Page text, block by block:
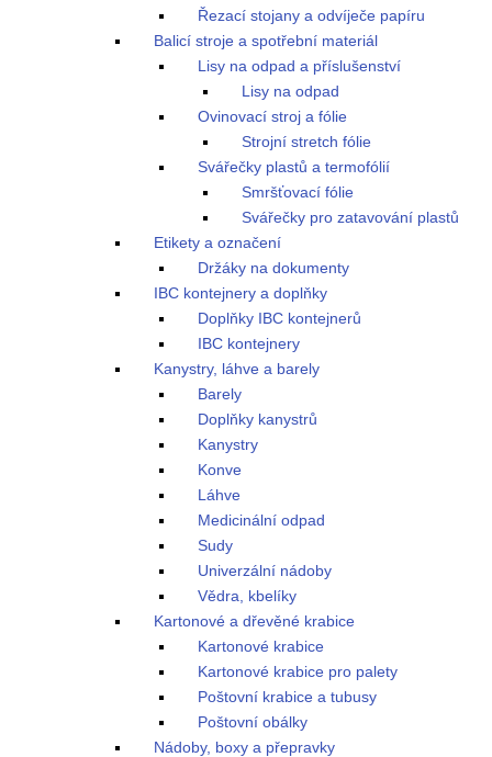
Řezací stojany a odvíječe papíru
Balicí stroje a spotřební materiál
Lisy na odpad a příslušenství
Lisy na odpad
Ovinovací stroj a fólie
Strojní stretch fólie
Svářečky plastů a termofólií
Smršťovací fólie
Svářečky pro zatavování plastů
Etikety a označení
Držáky na dokumenty
IBC kontejnery a doplňky
Doplňky IBC kontejnerů
IBC kontejnery
Kanystry, láhve a barely
Barely
Doplňky kanystrů
Kanystry
Konve
Láhve
Medicinální odpad
Sudy
Univerzální nádoby
Vědra, kbelíky
Kartonové a dřevěné krabice
Kartonové krabice
Kartonové krabice pro palety
Poštovní krabice a tubusy
Poštovní obálky
Nádoby, boxy a přepravky